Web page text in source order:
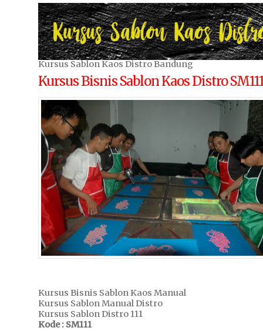
Kursus Sablon Kaos Distro Bandung
Kursus Bisnis Sablon Kaos Distro
Kursus Bisnis Sablon Kaos Manual
Kursus Sablon Manual Distro
Kursus Sablon Distro 111
Kode : SM111